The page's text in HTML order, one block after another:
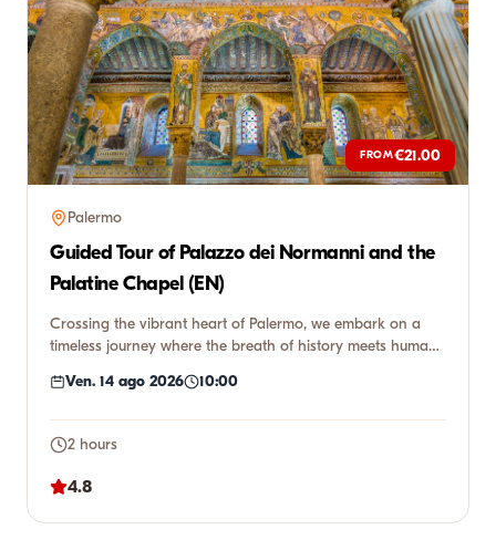
FROM€21.00
Palermo
Guided Tour of Palazzo dei Normanni and the
Palatine Chapel (EN)
Crossing the vibrant heart of Palermo, we embark on a
timeless journey where the breath of history meets human
Ven. 14 ago 2026 10:00
2 hours
4.8